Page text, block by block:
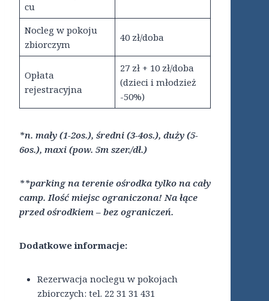
cu
Nocleg w pokoju
zbiorczym
40 zł/doba
Opłata
rejestracyjna
27 zł + 10 zł/doba
(dzieci i młodzież
-50%)
*n. mały (1-2os.), średni (3-4os.), duży (5-
6os.), maxi (pow. 5m szer./dł.)
**parking na terenie ośrodka tylko na cały
camp. Ilość miejsc ograniczona! Na łące
przed ośrodkiem – bez ograniczeń.
Dodatkowe informacje:
Rezerwacja noclegu w pokojach
zbiorczych: tel. 22 31 31 431